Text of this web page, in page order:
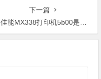
下一篇
佳能MX338打印机5b00是什么故障,这个要怎么样处理？